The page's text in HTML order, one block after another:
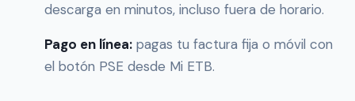
descarga en minutos, incluso fuera de horario.
Pago en línea: pagas tu factura fija o móvil con
el botón PSE desde Mi ETB.